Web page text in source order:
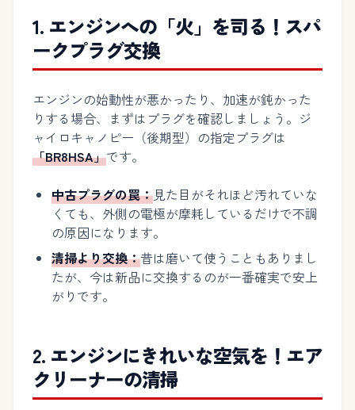
1. エンジンへの「火」を司る！スパ
ークプラグ交換
エンジンの始動性が悪かったり、加速が鈍かった
りする場合、まずはプラグを確認しましょう。ジ
ャイロキャノピー（後期型）の指定プラグは
「BR8HSA」です。
中古プラグの罠：見た目がそれほど汚れていな
くても、外側の電極が摩耗しているだけで不調
の原因になります。
清掃より交換：昔は磨いて使うこともありまし
たが、今は新品に交換するのが一番確実で安上
がりです。
2. エンジンにきれいな空気を！エア
クリーナーの清掃